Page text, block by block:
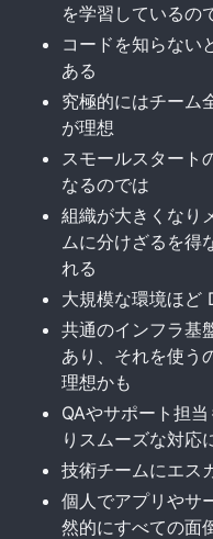
を学習しているの
コードを知らない
ある
究極的にはチーム
が理想
スモールスタート
なるのでは
組織が大きくなり
ムに分けざるを得
れる
大規模な環境ほど
共通のインフラ基
あり、それを使う
理想かも
QAやサポート担
りスムーズな対応
技術チームにエス
個人でアプリやサ
然的にすべての面